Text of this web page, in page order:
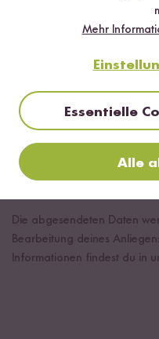
Die abgesendeten
Bearbeitung deines
Informationen findest du
Nachricht
*Pflichtangabe
Die abgesendeten Daten
Bearbeitung deines
Informationen findest du in
Mehr
Essentielle
Alle